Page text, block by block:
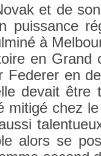
et de
puis­sance
à
en Grand
Feder­er en
de­vait être
mitigé chez
alors se